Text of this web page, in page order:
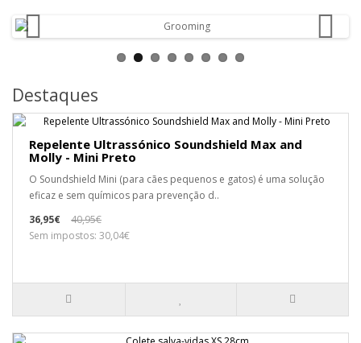
Destaques
Repelente Ultrassónico Soundshield Max and
Molly - Mini Preto
O Soundshield Mini (para cães pequenos e gatos) é uma solução
eficaz e sem químicos para prevenção d..
36,95€
40,95€
Sem impostos: 30,04€